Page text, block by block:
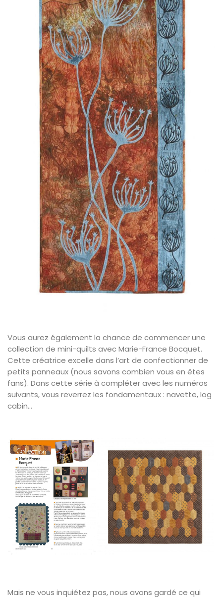
Vous aurez également la chance de commencer une
collection de mini-quilts avec Marie-France Bocquet.
Cette créatrice excelle dans l’art de confectionner de
petits panneaux (nous savons combien vous en êtes
fans). Dans cette série à compléter avec les numéros
suivants, vous reverrez les fondamentaux : navette, log
cabin…
Mais ne vous inquiétez pas, nous avons gardé ce qui